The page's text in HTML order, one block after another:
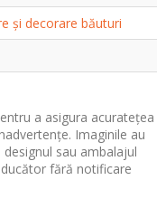
și decorare băuturi
a asigura acuratețea
Imaginile au
sau ambalajul
fără notificare